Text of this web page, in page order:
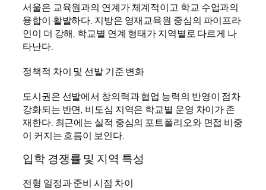
서울은 교육원과의 연계가 체계적이고 학교 수업과의
융합이 활발하다. 지방은 영재교육원 중심의 파이프라
인이 더 강해, 학교별 연계 형태가 지역별로 다르게 나
타난다.
정책적 차이 및 선발 기준 변화
도시권은 선발에서 창의력과 협업 능력의 반영이 점차
강화되는 반면, 비도심 지역은 학교별 운영 차이가 존
재한다. 최근에는 실적 중심의 포트폴리오와 면접 비중
이 커지는 흐름이 보인다.
입학 경쟁률 및 지역 특성
전형 일정과 준비 시점 차이